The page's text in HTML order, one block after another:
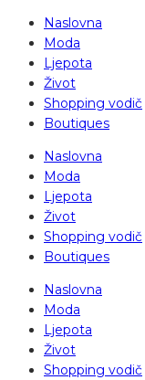
Naslovna
Moda
Ljepota
Život
Shopping vodič
Boutiques
Naslovna
Moda
Ljepota
Život
Shopping vodič
Boutiques
Naslovna
Moda
Ljepota
Život
Shopping vodič